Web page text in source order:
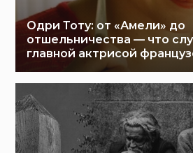
Одри Тоту: от «Амели» до
отшельничества — что
главной актрисой